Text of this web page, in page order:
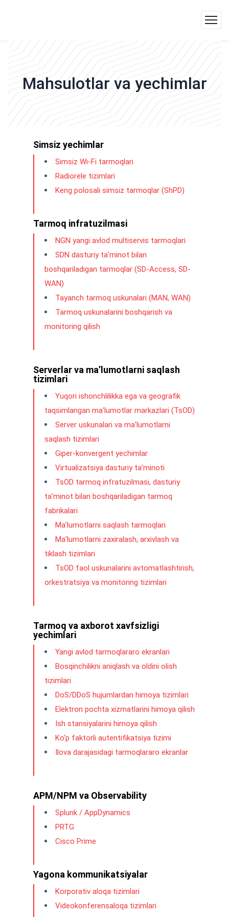
Mahsulotlar va yechimlar
Simsiz yechimlar
Simsiz Wi-Fi tarmoqlari
Radiorele tizimlari
Keng polosali simsiz tarmoqlar (ShPD)
Tarmoq infratuzilmasi
NGN yangi avlod multiservis tarmoqlari
SDN dasturiy ta’minot bilan
boshqariladigan tarmoqlar (SD-Access, SD-
WAN)
Tayanch tarmoq uskunalari (MAN, WAN)
Tarmoq uskunalarini boshqarish va
monitoring qilish
Serverlar va ma’lumotlarni saqlash
tizimlari
Yuqori ishonchlilikka ega va geografik
taqsimlangan ma’lumotlar markazlari (TsOD)
Server uskunalari va ma’lumotlarni
saqlash tizimlari
Giper-konvergent yechimlar
Virtualizatsiya dasturiy ta’minoti
TsOD tarmoq infratuzilmasi, dasturiy
ta’minot bilan boshqariladigan tarmoq
fabrikalari
Ma’lumotlarni saqlash tarmoqlari
Ma’lumotlarni zaxiralash, arxivlash va
tiklash tizimlari
TsOD faol uskunalarini avtomatlashtirish,
orkestratsiya va monitoring tizimlari
Tarmoq va axborot xavfsizligi
yechimlari
Yangi avlod tarmoqlararo ekranlari
Bosqinchilikni aniqlash va oldini olish
tizimlari
DoS/DDoS hujumlardan himoya tizimlari
Elektron pochta xizmatlarini himoya qilish
Ish stansiyalarini himoya qilish
Ko‘p faktorli autentifikatsiya tizimi
Ilova darajasidagi tarmoqlararo ekranlar
APM/NPM va Observability
Splunk / AppDynamics
PRTG
Cisco Prime
Yagona kommunikatsiyalar
Korporativ aloqa tizimlari
Videokonferensaloqa tizimlari